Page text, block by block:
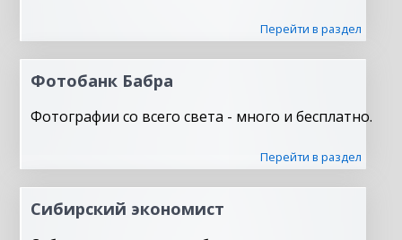
Перейти в раздел
Фотобанк Бабра
Фотографии со всего света - много и бесплатно.
Перейти в раздел
Сибирский экономист